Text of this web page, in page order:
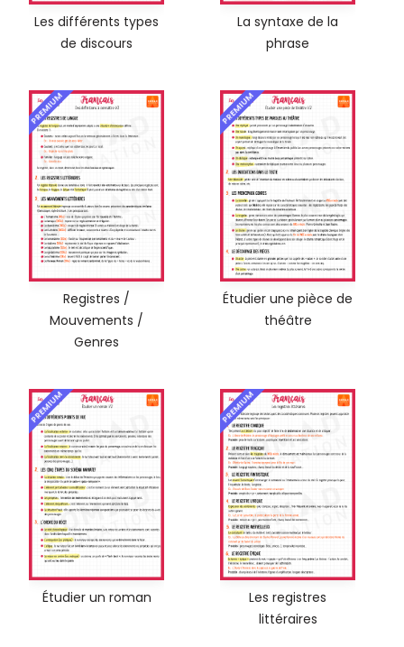
Les différents types
de discours
La syntaxe de la
phrase
PREMIUM
Registres /
Mouvements /
Genres
PREMIUM
Étudier une pièce de
théâtre
PREMIUM
Étudier un roman
PREMIUM
Les registres
littéraires